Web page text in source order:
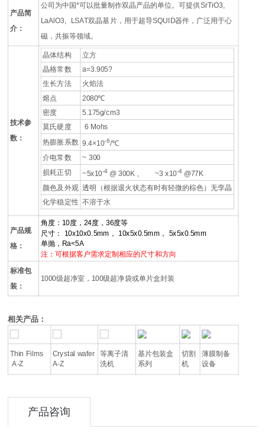
产品简
介：
公司为中国*可以批量制作双晶产品的单位。可提供SrTiO3,
LaAlO3, LSAT双晶基片，用于超导SQUID器件，广泛用于心
磁，共振等领域。
技术参
数：
晶体结构
立方
晶格常数
a=3.905?
生长方法
火焰法
熔点
2080℃
密度
5.175g/cm3
莫氏硬度
6 Mohs
热膨胀系数 9.4×10-6/℃
介电常数
~ 300
损耗正切
~5x10-4 @ 300K , ~3 x10-4 @77K
颜色及外观 透明（根据退火状态有时有轻微的棕色）无孪晶
化学稳定性 不溶于水
产品规
格：
角度：10度，24度，36度等
尺寸： 10x10x0.5mm， 10x5x0.5mm， 5x5x0.5mm
单抛，Ra<5A
注：可根据客户需求定制相应的尺寸和方向
标准包
装：
1000级超净室，100级超净袋或单片盒封装
相关产品：
Thin Films
A-Z
Crystal wafer
A-Z
等离子清
洗机
基片包装盒
系列
切割
机
薄膜制备
设备
产品咨询